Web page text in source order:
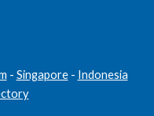
- Singapore - Indonesia